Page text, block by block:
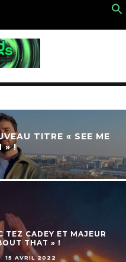
TITRE « SEE ME
» !
TEZ CADEY ET MAJEUR
THAT » !
15 AVRIL 2022